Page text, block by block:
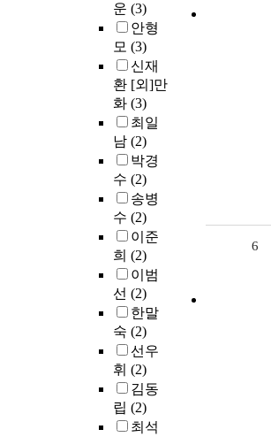
운 (3)
안형
모 (3)
신재
환 [외]만
화 (3)
최일
남 (2)
박경
수 (2)
송병
수 (2)
이준
희 (2)
이범
선 (2)
한말
숙 (2)
선우
휘 (2)
김동
립 (2)
최석
6